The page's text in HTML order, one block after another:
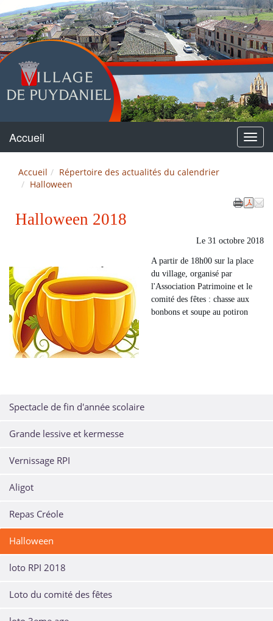
Puydaniel
Menu
Accueil
Accueil
Répertoire des actualités du calendrier
Halloween
Halloween 2018
Le 31 octobre 2018
A partir de 18h00 sur la place
du village, organisé par
l'Association Patrimoine et le
comité des fêtes : chasse aux
bonbons et soupe au potiron
Spectacle de fin d'année scolaire
Grande lessive et kermesse
Vernissage RPI
Aligot
Repas Créole
Halloween
loto RPI 2018
Loto du comité des fêtes